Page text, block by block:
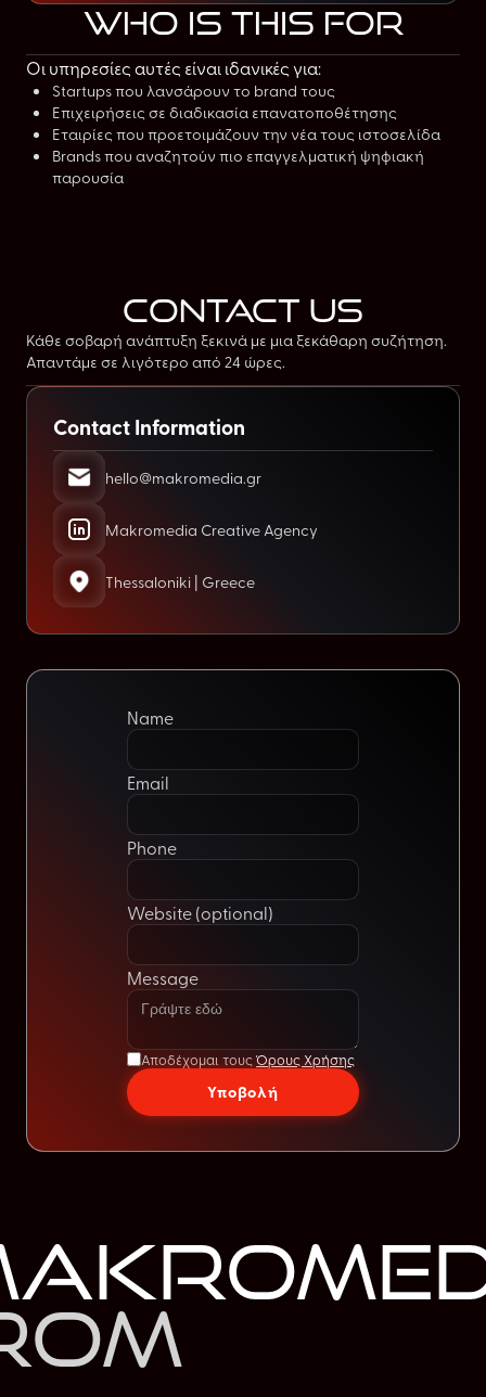
Who is this for
Οι υπηρεσίες αυτές είναι ιδανικές για:
Startups που λανσάρουν το brand τους
Επιχειρήσεις σε διαδικασία επανατοποθέτησης
Εταιρίες που προετοιμάζουν την νέα τους ιστοσελίδα
Brands που αναζητούν πιο επαγγελματική ψηφιακή
παρουσία
contact us
Κάθε σοβαρή ανάπτυξη ξεκινά με μια ξεκάθαρη συζήτηση.
Απαντάμε σε λιγότερο από 24 ώρες.
Contact Information
hello@makromedia.gr
Makromedia Creative Agency
Thessaloniki | Greece
Name
Email
Phone
Website (optional)
Message
Αποδέχομαι τουςΌρους Χρήσης
Υποβολή